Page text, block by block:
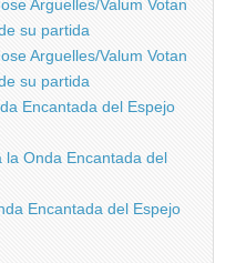
Arguelles/Valum Votan
su partida
Arguelles/Valum Votan
su partida
Encantada del Espejo
la Onda Encantada del
Encantada del Espejo